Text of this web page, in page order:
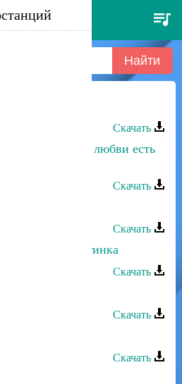
Скачать
Алиев - У любви есть
Скачать
Скачать
лезгинка
Скачать
Скачать
Скачать